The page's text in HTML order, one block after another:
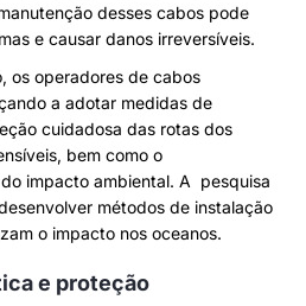
desses cabos pode
e causar danos irreversíveis.
os operadores de cabos
a adotar medidas de
cuidadosa das rotas dos
bem como o
impacto ambiental. A pesquisa
métodos de instalação
o impacto nos oceanos.
e proteção